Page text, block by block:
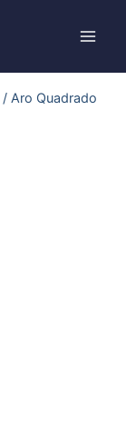
/ Aro Quadrado